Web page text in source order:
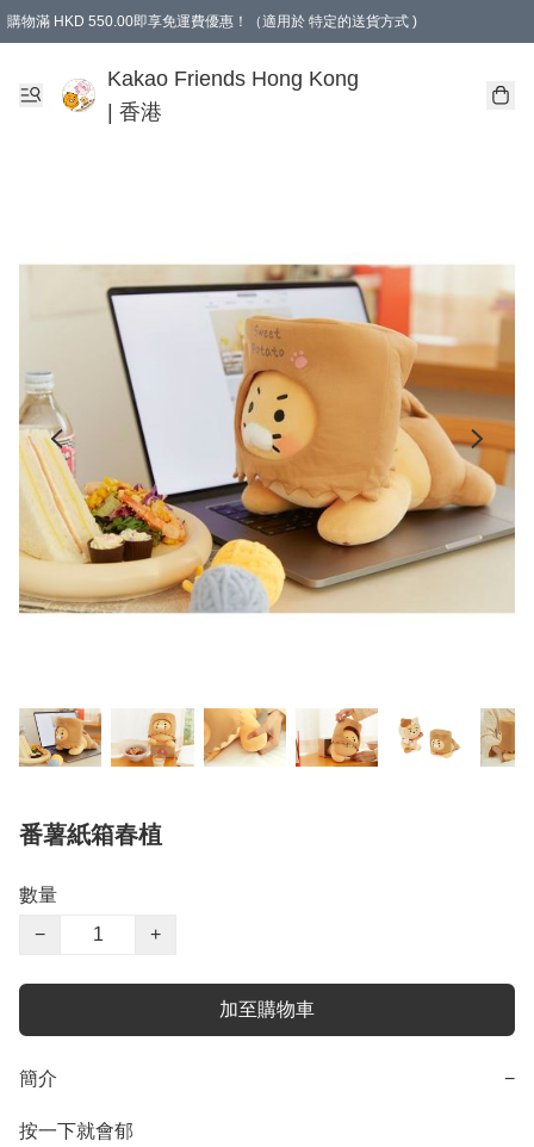
購物滿 HKD 550.00即享免運費優惠！（適用於 特定的送貨方式 )
Kakao Friends Hong Kong
| 香港
番薯紙箱春植
數量
−
+
加至購物車
簡介 −
按一下就會郁